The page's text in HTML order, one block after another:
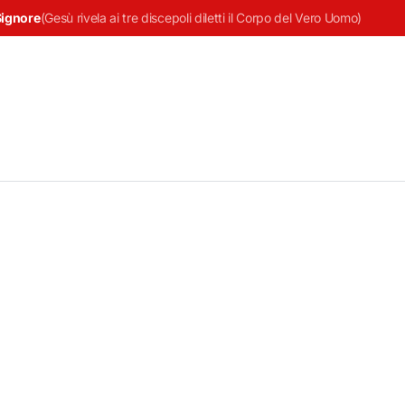
(Gesù rivela ai tre discepoli diletti il Corpo del Vero Uomo)